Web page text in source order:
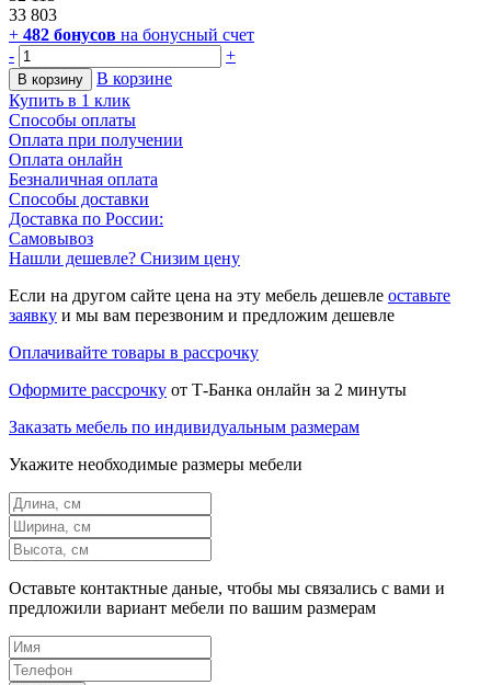
33 803
+ 482 бонусов на бонусный счет
-
+
В корзину
В корзине
Купить в 1 клик
Способы оплаты
Оплата при получении
Оплата онлайн
Безналичная оплата
Способы доставки
Доставка по России:
Самовывоз
Нашли дешевле? Снизим цену
Если на другом сайте цена на эту мебель дешевле оставьте
заявку и мы вам перезвоним и предложим дешевле
Оплачивайте товары в рассрочку
Оформите рассрочку от Т-Банка онлайн за 2 минуты
Заказать мебель по индивидуальным размерам
Укажите необходимые размеры мебели
Оставьте контактные даные, чтобы мы связались с вами и
предложили вариант мебели по вашим размерам